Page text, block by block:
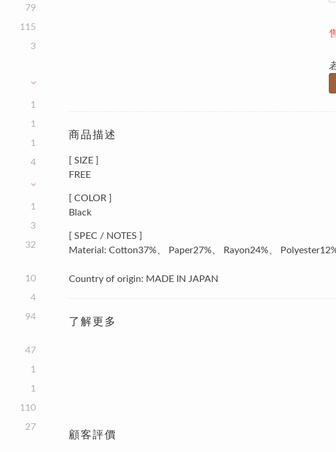
79
115
3
1
1
1
4
1
3
32
10
4
94
47
1
1
110
27
商品描述
[ SIZE ]
FREE
[ COLOR ]
Black
[ SPEC / NOTES ]
Material: Cotton37%、 Paper27%、 Rayon24%、
Country of origin: MADE IN JAPAN
了解更多
顧客評價